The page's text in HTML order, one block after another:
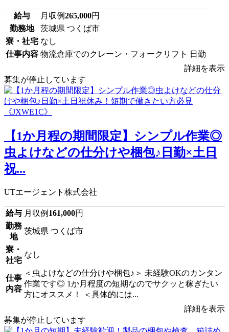
給与 月収例265,000円
勤務地
茨城県 つくば市
寮・社宅 なし
仕事内容 物流倉庫でのクレーン・フォークリフト 日勤
詳細を表示
募集が停止しています
【1か月程の期間限定】シンプル作業◎
虫よけなどの仕分けや梱包♪日勤×土日
祝...
UTエージェント株式会社
給与 月収例 161,000円
勤務
地
茨城県 つくば市
寮・
社宅
なし
仕事
内容
＜虫よけなどの仕分けや梱包♪＞ 未経験OKのカンタン
作業です◎ 1か月程度の短期なのでサクッと稼ぎたい
方にオススメ！ ＜具体的には...
詳細を表示
募集が停止しています